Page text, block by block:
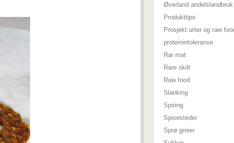
Øverland andelslandbruk
Produkttips
Prosjekt urter og raw
proteinintoleranse
Rar mat
Rare skilt
Raw food
Slanking
Spiring
Spisesteder
Sprø greier